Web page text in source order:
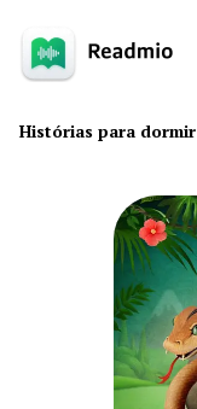
Histórias para dormir